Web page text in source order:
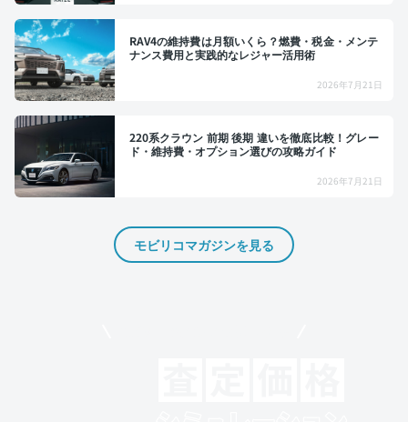
RAV4の維持費は月額いくら？燃費・税金・メンテ
ナンス費用と実践的なレジャー活用術
2026年7月21日
220系クラウン 前期 後期 違いを徹底比較！グレー
ド・維持費・オプション選びの攻略ガイド
2026年7月21日
モビリコマガジンを見る